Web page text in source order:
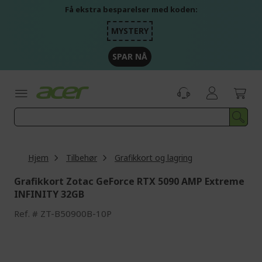
Få ekstra besparelser med koden:
MYSTERY
SPAR NÅ
Hjem Tilbehør Grafikkort og lagring
Grafikkort Zotac GeForce RTX 5090 AMP Extreme
INFINITY 32GB
Ref. ZT-B50900B-10P